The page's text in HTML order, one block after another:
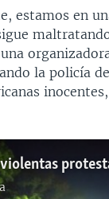
estamos en
la policía